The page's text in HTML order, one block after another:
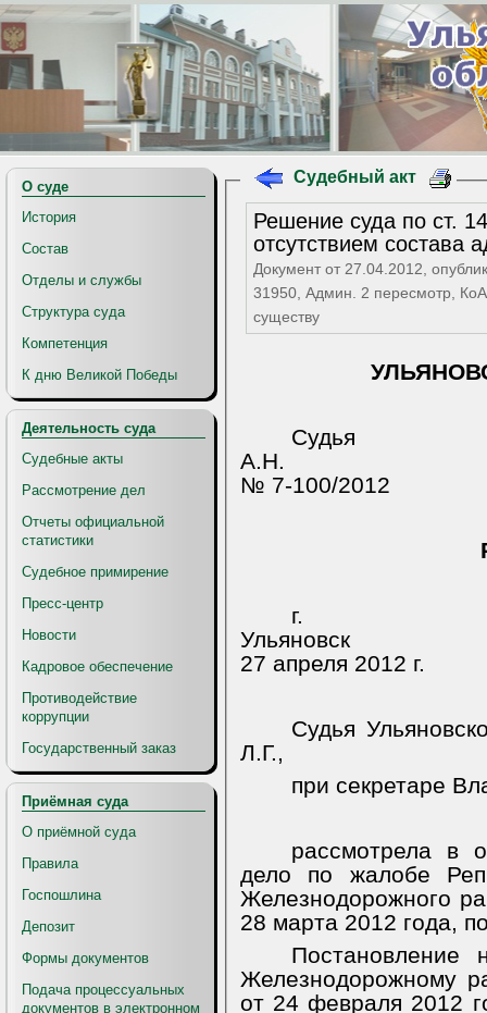
О суде
История
Состав
Отделы и службы
Структура суда
Компетенция
К дню Великой Победы
Деятельность суда
Судебные акты
Рассмотрение дел
Отчеты официальной
статистики
Судебное примирение
Пресс-центр
Новости
Кадровое обеспечение
Противодействие
коррупции
Государственный заказ
Приёмная суда
О приёмной суда
Правила
Госпошлина
Депозит
Формы документов
Подача процессуальных
документов в электронном
Судебный акт
Решение суда по ст.
отсутствием состава
Документ от 27.04.2012,
31950, Админ. 2 пересмотр, КоАП: ст. 14.25 ч.3, Вынесено
существу
А.Н.
№ 7-100/2012
г.
Ульяновск
27 апреля 2012 г.
Судья
Л.Г.,
при секретаре
рассмотрела в
дело по жалобе
Железнодорожного
28 марта 2012 года,
Железнодорожному
от 24 февраля 2012